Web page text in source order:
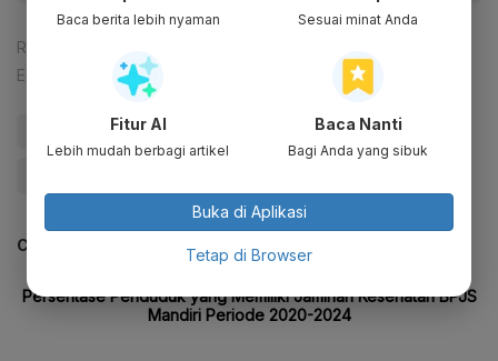
Reporter:
Editor:
Syahrizal Sidik
#Bank Mandiri #Obligasi
CEK JUGA DATA INI
Baca berita lebih nyaman Sesuai minat Anda
Fitur AI
Lebih mudah berbagi artikel
Baca Nanti
Bagi Anda yang sibuk
Buka di Aplikasi
Tetap di Browser